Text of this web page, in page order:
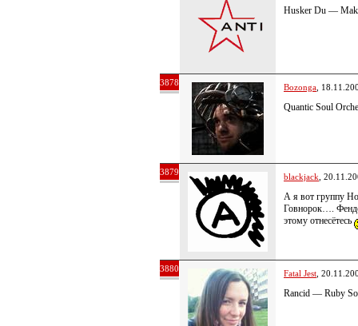
Husker Du —
3878 Bozonga ,
Quantic Soul
3879 blackjack ,
А я вот группу
Говнорок….
этому отнесётесь
3880 Fatal Jest ,
Rancid — Ruby